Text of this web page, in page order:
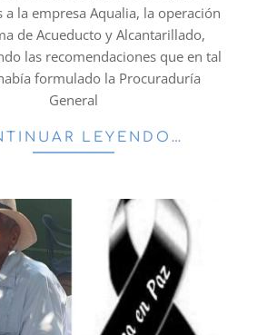
a la empresa Aqualia, la operación
de Acueducto y Alcantarillado,
las recomendaciones que en tal
formulado la Procuraduría
General
LEYENDO…